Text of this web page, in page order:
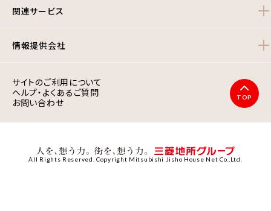
関連サービス
情報提供会社
サイトのご利用について
ヘルプ・よくあるご質問
お問い合わせ
TOP
All Rights Reserved. Copyright Mitsubishi Jisho House Net Co.,Ltd.